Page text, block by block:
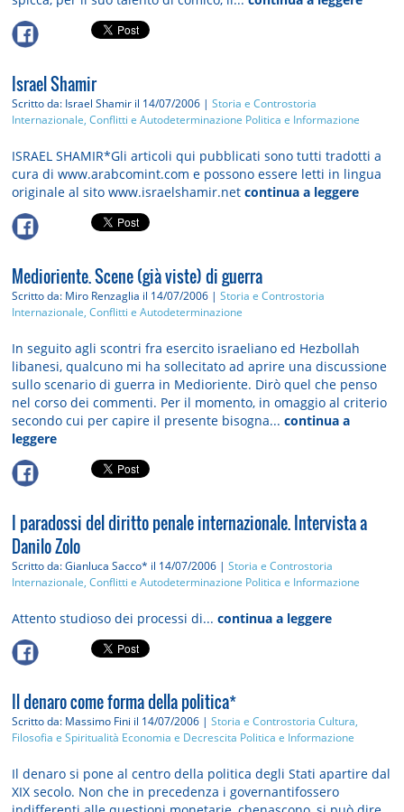
Israel Shamir
Scritto da: Israel Shamir il 14/07/2006 |Storia e Controstoria
Internazionale, Conflitti e Autodeterminazione Politica e Informazione
ISRAEL SHAMIR*Gli articoli qui pubblicati sono tutti tradotti a
cura di www.arabcomint.com e possono essere letti in lingua
originale al sito www.israelshamir.netcontinua a leggere
Medioriente. Scene (già viste) di guerra
Scritto da: Miro Renzaglia il 14/07/2006 |Storia e Controstoria
Internazionale, Conflitti e Autodeterminazione
In seguito agli scontri fra esercito israeliano ed Hezbollah
libanesi, qualcuno mi ha sollecitato ad aprire una discussione
sullo scenario di guerra in Medioriente. Dirò quel che penso
nel corso dei commenti. Per il momento, in omaggio al criterio
secondo cui per capire il presente bisogna...continua a
leggere
I paradossi del diritto penale internazionale. Intervista a
Danilo Zolo
Scritto da: Gianluca Sacco* il 14/07/2006 |Storia e Controstoria
Internazionale, Conflitti e Autodeterminazione Politica e Informazione
Attento studioso dei processi di...continua a leggere
Il denaro come forma della politica*
Scritto da: Massimo Fini il 14/07/2006 |Storia e Controstoria Cultura,
Filosofia e Spiritualità Economia e Decrescita Politica e Informazione
Il denaro si pone al centro della politica degli Stati apartire dal
XIX secolo. Non che in precedenza i governantifossero